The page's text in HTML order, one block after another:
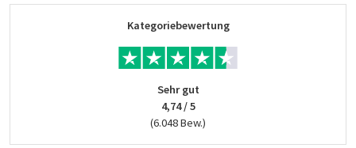
Kategoriebewertung
Sehr gut
4,74 / 5
(6.048 Bew.)